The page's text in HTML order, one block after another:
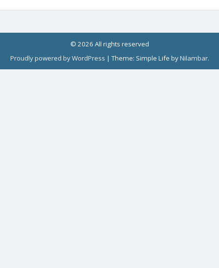
© 2026 All rights reserved
Proudly powered by WordPress |Theme: Simple Life byNilambar.